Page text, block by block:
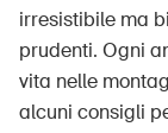
Anziani
Scuola
Imprese
irresistibile ma
prudenti. Ogni
vita nelle
alcuni consigli